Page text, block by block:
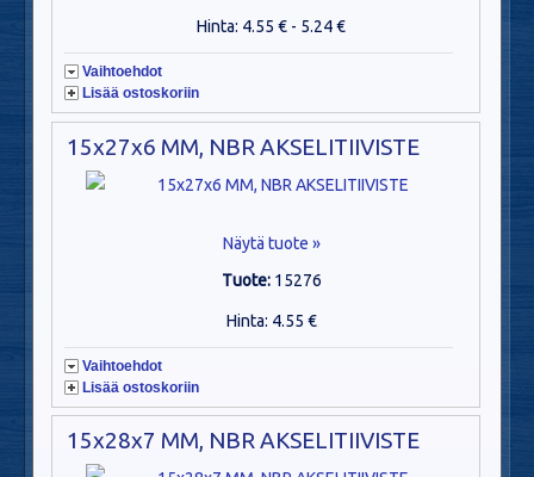
Hinta: 4.55 € - 5.24 €
Vaihtoehdot
Lisää ostoskoriin
15x27x6 MM, NBR AKSELITIIVISTE
Näytä tuote »
Tuote: 15276
Hinta: 4.55 €
Vaihtoehdot
Lisää ostoskoriin
15x28x7 MM, NBR AKSELITIIVISTE